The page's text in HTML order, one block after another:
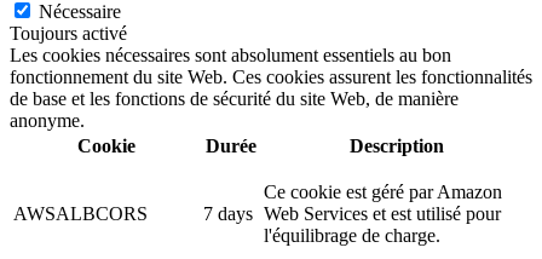
Nécessaire
Toujours activé
Les cookies nécessaires sont absolument essentiels au bon
fonctionnement du site Web. Ces cookies assurent les fonctionnalités
de base et les fonctions de sécurité du site Web, de manière
anonyme.
Cookie
Durée Description
AWSALBCORS 7 days
Ce cookie est géré par Amazon
Web Services et est utilisé pour
l'équilibrage de charge.